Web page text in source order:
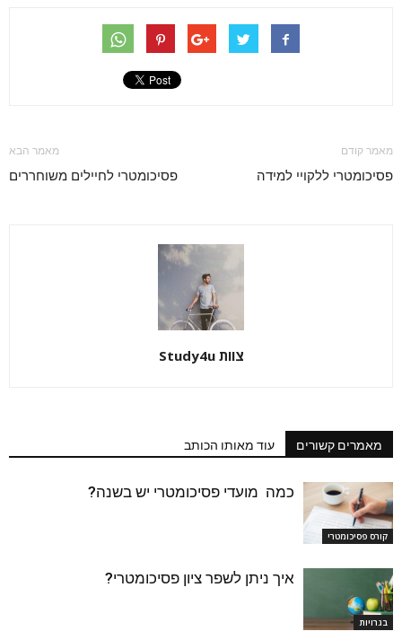
מאמר קודם
פסיכומטרי ללקויי למידה
מאמר הבא
פסיכומטרי לחיילים משוחררים
צוות Study4u
מאמרים קשורים עוד מאותו הכותב
קורס פסיכומטרי
כמה מועדי פסיכומטרי יש בשנה?
בגרויות
איך ניתן לשפר ציון פסיכומטרי?